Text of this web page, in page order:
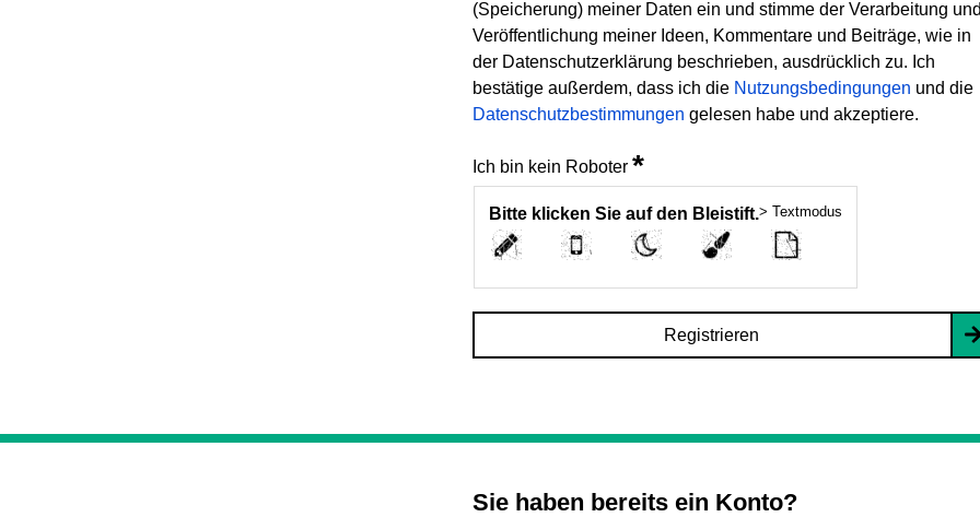
(Speicherung) meiner Daten ein und stimme der Verarbeitung und
Veröffentlichung meiner Ideen, Kommentare und Beiträge, wie in
der Datenschutzerklärung beschrieben, ausdrücklich zu. Ich
bestätige außerdem, dass ich die Nutzungsbedingungen und die
Datenschutzbestimmungen gelesen habe und akzeptiere.
Ich bin kein Roboter *
Bitte klicken Sie auf den Bleistift.> Textmodus
Registrieren
Sie haben bereits ein Konto?